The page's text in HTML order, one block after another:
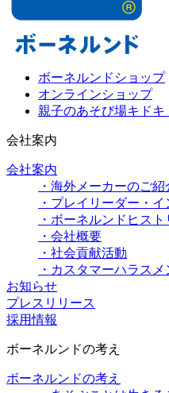
ボーネルンドショップ
オンラインショップ
親子のあそび場キドキ
会社案内
会社案内
・海外メーカーのご紹
・プレイリーダー・
・ボーネルンドヒスト
・会社概要
・社会貢献活動
・カスタマーハラス
お知らせ
プレスリリース
採用情報
ボーネルンドの考え
ボーネルンドの考え